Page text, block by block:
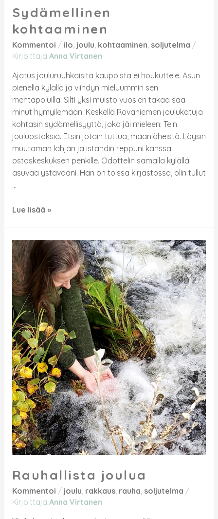
Sydämellinen
kohtaaminen
Kommentoi / ilo, joulu, kohtaaminen, soljutelma /
Kirjoittaja Anna Virtanen
Ajatus jouluruuhkaisita kaupoista ei houkuttele. Asun
pienellä kylällä ja viihdyn mieluummin sen
mehtäpoluilla. Silti yksi muisto vuosien takaa saa
minut hymyilemään. Keskellä Rovaniemen joulukatuja
kohtasin sydämellisyyttä, joka jäi mieleen: Tein
jouluostoksia. Etsin jotain tuttua, maanläheistä. Löysin
muutaman lahjan ja istahdin reppuni kanssa
ostoskeskuksen penkille. Odottelin samalla kylällä
asuvaa ystävääni. Hän on töissä kirjastossa, olin tullut
…
Lue lisää »
Rauhallista joulua
Kommentoi / joulu, rakkaus, rauha, soljutelma /
Kirjoittaja Anna Virtanen